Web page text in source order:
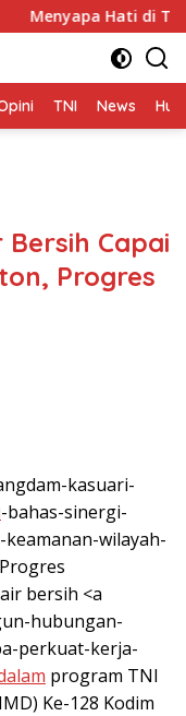
Hati di Teras
TNI News
Capai
Progres
kasuari-
-bahas-sinergi-
wilayah-
bersih <a
hubungan-
perkuat-kerja-
program TNI
Ke-128 Kodim